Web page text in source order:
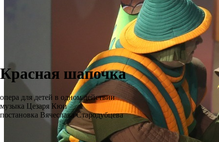
Красная шапочка
опера для детей в одном действии
музыка Цезаря Кюи
постановка Вячеслава Стародубцева